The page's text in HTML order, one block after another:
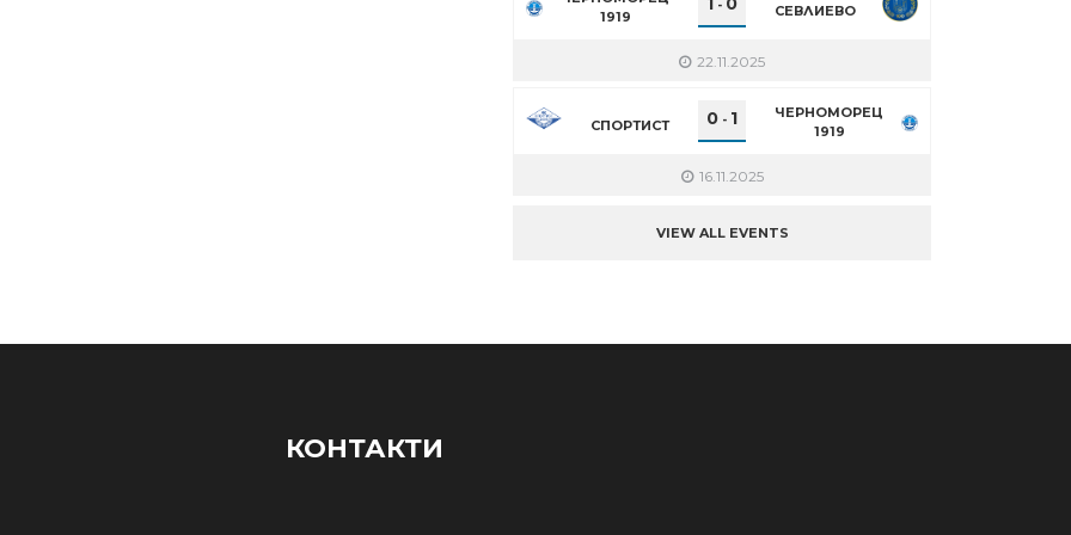
1919
- СЕВЛИЕВО
22.11.2025
СПОРТИСТ 0 - 1
ЧЕРНОМОРЕЦ
1919
16.11.2025
VIEW ALL EVENTS
КОНТАКТИ